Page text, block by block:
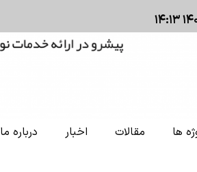
ها مقالات اخبار درباره ما